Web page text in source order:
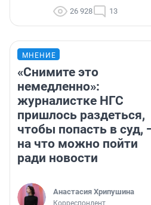
26 928 13
МНЕНИЕ
«Снимите это
немедленно»:
журналистке НГС
пришлось раздеться,
чтобы попасть в суд,
на что можно пойти
ради новости
Анастасия Хрипушина
Корреспондент